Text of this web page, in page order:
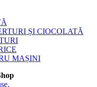
ȘI CIOCOLATĂ
MAȘINI